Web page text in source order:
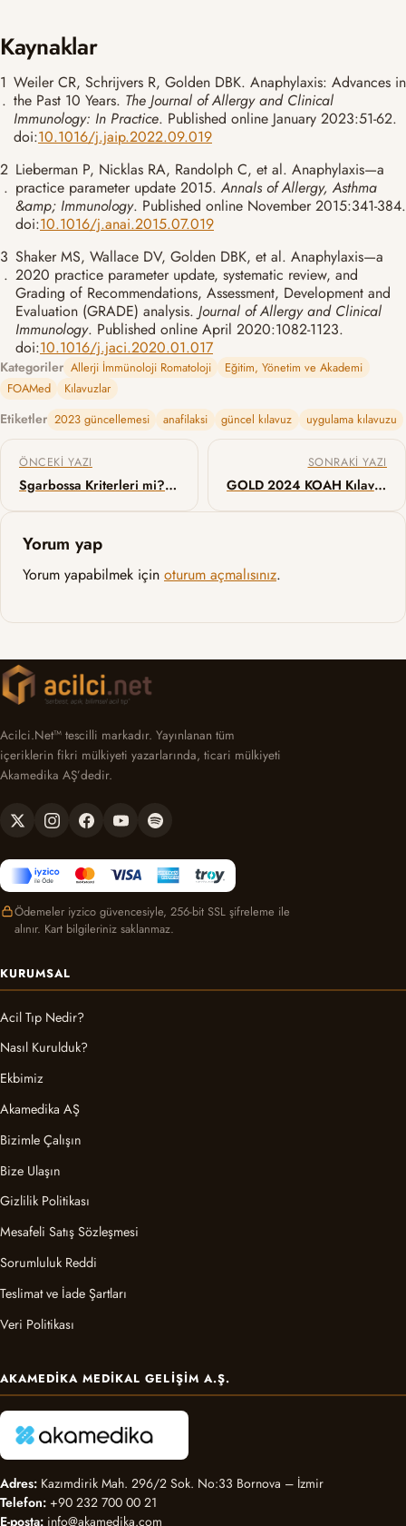
Kaynaklar
1
.
Weiler CR, Schrijvers R, Golden DBK. Anaphylaxis: Advances in
the Past 10 Years. The Journal of Allergy and Clinical
Immunology: In Practice. Published online January 2023:51-62.
doi:10.1016/j.jaip.2022.09.019
2
.
Lieberman P, Nicklas RA, Randolph C, et al. Anaphylaxis—a
practice parameter update 2015.Annals of Allergy, Asthma
&amp; Immunology. Published online November 2015:341-384.
doi:10.1016/j.anai.2015.07.019
3
.
Shaker MS, Wallace DV, Golden DBK, et al. Anaphylaxis—a
2020 practice parameter update, systematic review, and
Grading of Recommendations, Assessment, Development and
Evaluation (GRADE) analysis. Journal of Allergy and Clinical
Immunology. Published online April 2020:1082-1123.
doi:10.1016/j.jaci.2020.01.017
Kategoriler Allerji İmmünoloji Romatoloji
Eğitim, Yönetim ve Akademi
FOAMed
Kılavuzlar
Etiketler 2023 güncellemesi anafilaksi güncel kılavuz uygulama kılavuzu
Yazı gezinmesi
ÖNCEKI YAZI
Sgarbossa Kriterleri mi? Barcelona Algoritması mı?
SONRAKI YAZI
GOLD 2024 KOAH Kılavuzu Güncellemesi – Bölüm 4: KOAH Alevlenme Yönetimi, Komorbiteler ve Covid-19
Yorum yap
Yorum yapabilmek için oturum açmalısınız.
Acilci.Net™ tescilli markadır. Yayınlanan tüm
içeriklerin fikri mülkiyeti yazarlarında, ticari mülkiyeti
Akamedika AŞ’dedir.
Ödemeler iyzico güvencesiyle, 256-bit SSL şifreleme ile
alınır. Kart bilgileriniz saklanmaz.
KURUMSAL
Acil Tıp Nedir?
Nasıl Kurulduk?
Ekbimiz
Akamedika AŞ
Bizimle Çalışın
Bize Ulaşın
Gizlilik Politikası
Mesafeli Satış Sözleşmesi
Sorumluluk Reddi
Teslimat ve İade Şartları
Veri Politikası
AKAMEDIKA MEDIKAL GELIŞIM A.Ş.
Adres: Kazımdirik Mah. 296/2 Sok. No:33 Bornova – İzmir
Telefon: +90 232 700 00 21
E-posta: info@akamedika.com